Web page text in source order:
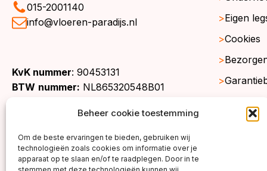
Beheer cookie toestemming
Om de beste ervaringen te bieden, gebruiken wij
technologieën zoals cookies om informatie over je
apparaat op te slaan en/of te raadplegen. Door in te
015-2001140
info@vloeren-paradijs.nl
KvK nummer: 90453131
BTW nummer: NL865320548B01
Eigen
Cookies
Gratis